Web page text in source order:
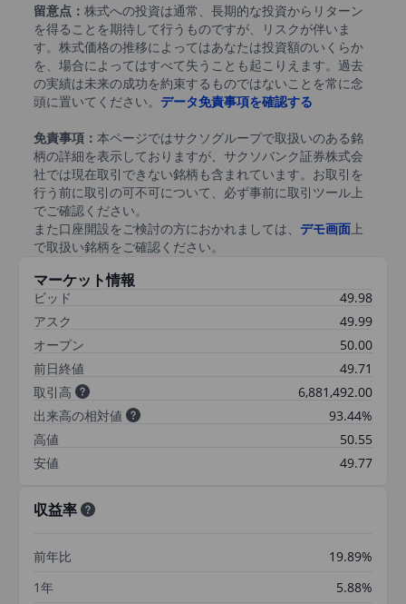
留意点： 株式への投資は通常、長期的な投資からリターン
を得ることを期待して行うものですが、リスクが伴いま
す。株式価格の推移によってはあなたは投資額のいくらか
を、場合によってはすべて失うことも起こりえます。過去
の実績は未来の成功を約束するものではないことを常に念
頭に置いてください。 データ免責事項を確認する
免責事項： 本ページではサクソグループで取扱いのある銘
柄の詳細を表示しておりますが、サクソバンク証券株式会
社では現在取引できない銘柄も含まれています。お取引を
行う前に取引の可不可について、必ず事前に取引ツール上
でご確認ください。
また口座開設をご検討の方におかれましては、 デモ画面 上
で取扱い銘柄をご確認ください。
マーケット情報
ビッド
49.98
アスク
49.99
オープン
50.00
前日終値
49.71
取引高
6,881,492.00
出来高の相対値
93.44%
高値
50.55
安値
49.77
収益率
前年比
19.89%
1年
5.88%